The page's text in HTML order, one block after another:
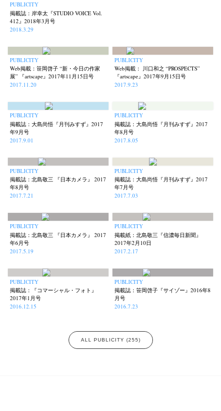
PUBLICITY
掲載誌：岸幸太『STUDIO VOICE Vol.
412』2018年3月号
2018.3.29
PUBLICITY
Web掲載：笹岡啓子 “新・今日の作家
展” 『artscape』2017年11月15日号
2017.11.20
PUBLICITY
Web掲載： 川口和之 “PROSPECTS”
『artscape』2017年9月15日号
2017.9.23
PUBLICITY
掲載誌：大島尚悟『月刊みすず』2017
年9月号
2017.9.01
PUBLICITY
掲載誌：大島尚悟『月刊みすず』2017
年8月号
2017.8.05
PUBLICITY
掲載誌：北島敬三 『日本カメラ』 2017
年8月号
2017.7.21
PUBLICITY
掲載誌：大島尚悟『月刊みすず』2017
年7月号
2017.7.03
PUBLICITY
掲載誌：北島敬三 『日本カメラ』 2017
年6月号
2017.5.19
PUBLICITY
掲載紙：北島敬三『信濃毎日新聞』
2017年2月10日
2017.2.17
PUBLICITY
掲載誌：『コマーシャル・フォト』
2017年1月号
2016.12.15
PUBLICITY
掲載誌：笹岡啓子『サイゾー』2016年8
月号
2016.7.23
ALL PUBLICITY (255)